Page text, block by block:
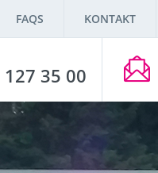
FAQS KONTAKT
35 00